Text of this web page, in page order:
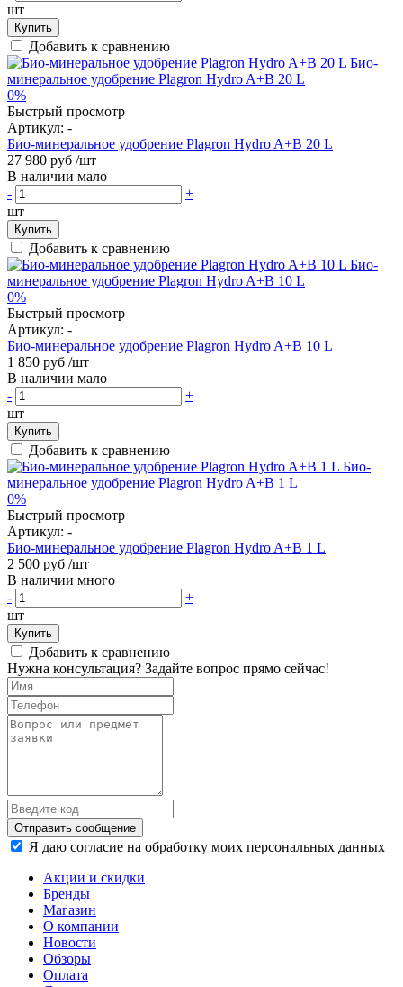
шт
Купить
Добавить к сравнению
0%
Быстрый просмотр
Артикул: -
Био-минеральное удобрение Plagron Hydro A+B 20 L
27 980 руб /шт
В наличии мало
-
+
шт
Купить
Добавить к сравнению
0%
Быстрый просмотр
Артикул: -
Био-минеральное удобрение Plagron Hydro A+B 10 L
1 850 руб /шт
В наличии мало
-
+
шт
Купить
Добавить к сравнению
0%
Быстрый просмотр
Артикул: -
Био-минеральное удобрение Plagron Hydro A+B 1 L
2 500 руб /шт
В наличии много
-
+
шт
Купить
Добавить к сравнению
Нужна консультация? Задайте вопрос прямо сейчас!
Отправить сообщение
Я даю согласие на обработку моих персональных данных
Акции и скидки
Бренды
Магазин
О компании
Новости
Обзоры
Оплата